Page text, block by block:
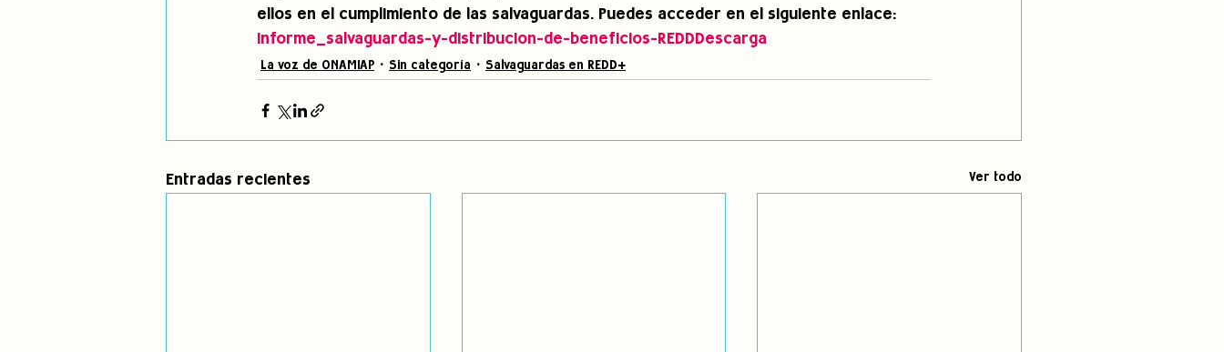
ellos en el cumplimiento de las salvaguardas. Puedes acceder en el siguiente enlace:
Informe_salvaguardas-y-distribucion-de-beneficios-REDDDescarga
La voz de ONAMIAP Sin categoría Salvaguardas en REDD+
Entradas recientes Ver todo